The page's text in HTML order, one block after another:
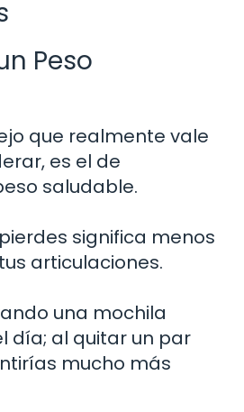
Peso
que realmente vale
es el de
saludable.
significa menos
articulaciones.
una mochila
día; al quitar un par
mucho más